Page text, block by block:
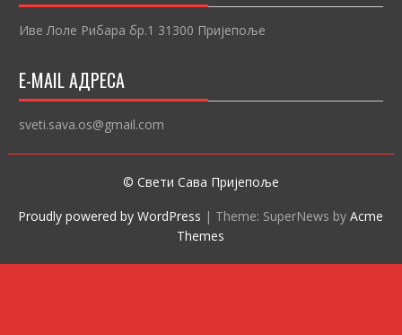
Иве Лоле Рибара бр.1 31300 Пријепоље
E-MAIL АДРЕСА
sveti.sava.os@gmail.com
© Свети Сава Пријепоље
Proudly powered by WordPress | Theme: SuperNews byAcme
Themes